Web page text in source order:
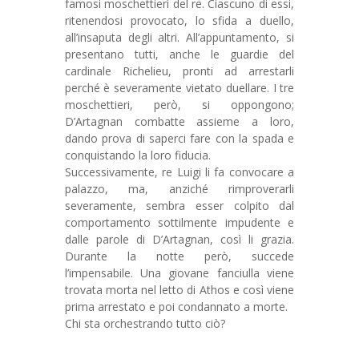
famosi moschettieri del re. Ciascuno di essi,
ritenendosi provocato, lo sfida a duello,
all’insaputa degli altri. All’appuntamento, si
presentano tutti, anche le guardie del
cardinale Richelieu, pronti ad arrestarli
perché è severamente vietato duellare. I tre
moschettieri, però, si oppongono;
D’Artagnan combatte assieme a loro,
dando prova di saperci fare con la spada e
conquistando la loro fiducia.
Successivamente, re Luigi li fa convocare a
palazzo, ma, anziché rimproverarli
severamente, sembra esser colpito dal
comportamento sottilmente impudente e
dalle parole di D’Artagnan, così li grazia.
Durante la notte però, succede
l’impensabile. Una giovane fanciulla viene
trovata morta nel letto di Athos e così viene
prima arrestato e poi condannato a morte.
Chi sta orchestrando tutto ciò?